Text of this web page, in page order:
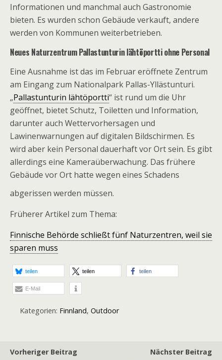
Informationen und manchmal auch Gastronomie
bieten. Es wurden schon Gebäude verkauft, andere
werden von Kommunen weiterbetrieben.
Neues NaturzentrumPallastunturin lähtöporttiohne Personal
Eine Ausnahme ist das im Februar eröffnete Zentrum
am Eingang zum Nationalpark Pallas-Yllästunturi.
„Pallastunturin lähtöportti“ ist rund um die Uhr
geöffnet, bietet Schutz, Toiletten und Information,
darunter auch Wettervorhersagen und
Lawinenwarnungen auf digitalen Bildschirmen. Es
wird aber kein Personal dauerhaft vor Ort sein. Es gibt
allerdings eine Kameraüberwachung. Das frühere
Gebäude vor Ort hatte wegen eines Schadens
abgerissen werden müssen.
Früherer Artikel zum Thema:
Finnische Behörde schließt fünf Naturzentren, weil sie
sparen muss
teilen teilen teilen
E-Mail
Kategorien: Finnland, Outdoor
Vorheriger Beitrag
Nächster Beitrag